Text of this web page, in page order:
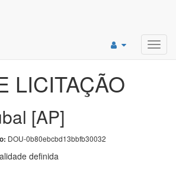
LICITAÇÃO
[AP]
DOU-0b80ebcbd13bbfb30032
definida